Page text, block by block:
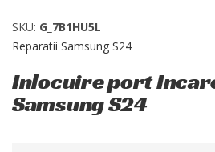
SKU: G_7B1HU5L
Reparatii Samsung S24
Inlocuire port
Samsung S24